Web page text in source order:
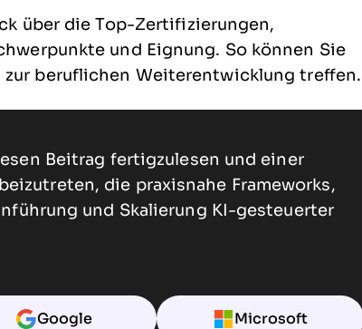
über die Top-Zertifizierungen,
und Eignung. So können Sie
beruflichen Weiterentwicklung treffen.
Beitrag fertigzulesen und einer
die praxisnahe Frameworks,
und Skalierung KI-gesteuerter
Google Microsoft